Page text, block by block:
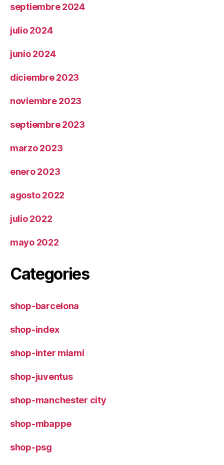
septiembre 2024
julio 2024
junio 2024
diciembre 2023
noviembre 2023
septiembre 2023
marzo 2023
enero 2023
agosto 2022
julio 2022
mayo 2022
Categories
shop-barcelona
shop-index
shop-inter miami
shop-juventus
shop-manchester city
shop-mbappe
shop-psg